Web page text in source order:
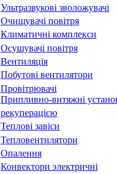
Ультразвукові зволожувачі
Очищувачі повітря
Климатичні комплекси
Осушувачі повітря
Вентиляція
Побутові вентилятори
Провітрювачі
Припливно-витяжні
рекуперацією
Теплові завіси
Тепловентилятори
Опалення
Конвектори электричні